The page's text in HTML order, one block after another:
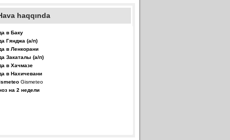
haqqında
в Баку
Гянджа (а/п)
в Ленкорани
Закаталы (а/п)
в Хачмазе
в Нахичевани
Gismeteo
на 2 недели